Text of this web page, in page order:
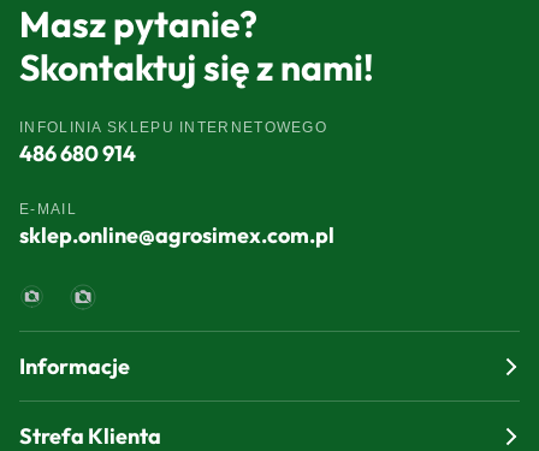
Masz pytanie?
Skontaktuj się z nami!
INFOLINIA SKLEPU INTERNETOWEGO
486 680 914
E-MAIL
sklep.online@agrosimex.com.pl
Informacje
Strefa Klienta